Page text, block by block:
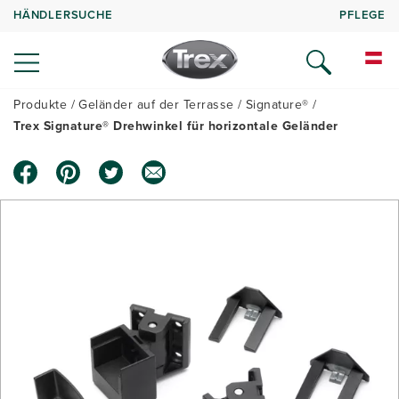
HÄNDLERSUCHE PFLEGE
Produkte Geländer auf der Terrasse
Signature®
Trex Signature® Drehwinkel für horizontale Geländer